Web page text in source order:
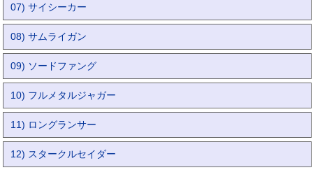
07) サイシーカー
08) サムライガン
09) ソードファング
10) フルメタルジャガー
11) ロングランサー
12) スタークルセイダー